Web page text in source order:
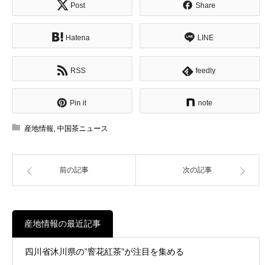
Post Share
Hatena LINE
RSS feedly
Pin it note
産地情報, 中国茶ニュース
前の記事 次の記事
産地情報の最近記事
四川省沐川県の”窨花紅茶”が注目を集める